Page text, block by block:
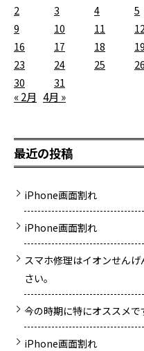
2
3 4 5
9
10 11
16
17 18 19
23
24 25 26
30
31
« 2月 4月 »
最近の投稿
iPhone画面割れ
iPhone画面割れ
スマホ修理はイオンせん
さい。
今の時期に特にオススメ
iPhone画面割れ